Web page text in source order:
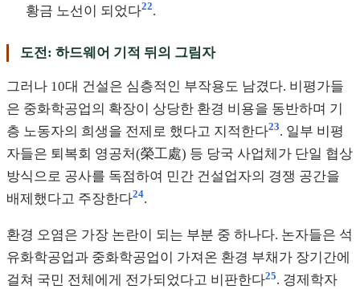
황금 노선이 되었다22.
도전: 하드웨어 기적 뒤의 그림자
그러나 10대 건설은 심층적인 부작용도 남겼다. 비평가들
은 중화학공업의 확장이 상당한 환경 비용을 동반하며 기
층 노동자의 희생을 전제로 했다고 지적한다23. 일부 비평
자들은 퇴복회 영공처(榮工處) 등 당국 사업체가 단일 협상
방식으로 공사를 독점하여 민간 건설업자의 경쟁 공간을
배제했다고 주장한다24.
환경 오염은 가장 논란이 되는 부분 중 하나다. 논자들은 석
유화학공업과 중화학공업이 가져온 환경 부채가 장기간에
걸쳐 국민 전체에게 전가되었다고 비판한다25. 경제학자